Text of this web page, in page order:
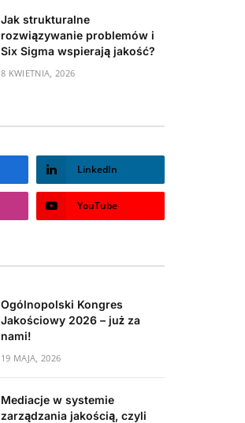
Jak strukturalne
rozwiązywanie problemów i
Six Sigma wspierają jakość?
8 KWIETNIA, 2026
LinkedIn
YouTube
Ogólnopolski Kongres
Jakościowy 2026 – już za
nami!
19 MAJA, 2026
Mediacje w systemie
zarządzania jakością, czyli